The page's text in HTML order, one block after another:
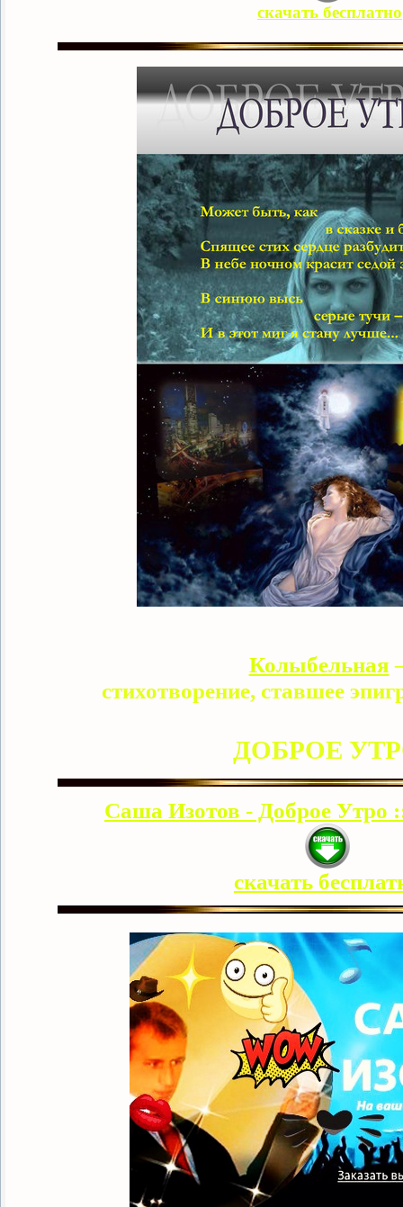
скачать бесплатно
Колыбельная
стихотворение, ставшее
ДОБРОЕ
Саша Изотов - Доброе Утро
скачать